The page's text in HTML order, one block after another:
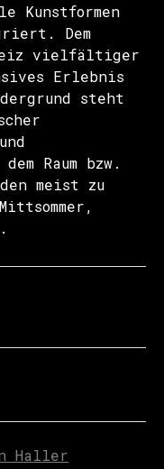
Kunstformen
Dem
vielfältiger
Erlebnis
steht
Raum bzw.
meist zu
Haller